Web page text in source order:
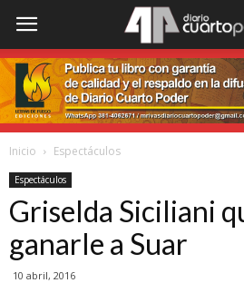
Inicio Espectáculos
Espectáculos
Griselda Siciliani
ganarle a Suar
10 abril, 2016